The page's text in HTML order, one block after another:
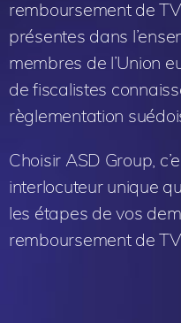
remboursement de
présentes dans
membres de l’Union
de fiscalistes
règlementation
Choisir ASD Group,
interlocuteur unique
les étapes de vos
remboursement de